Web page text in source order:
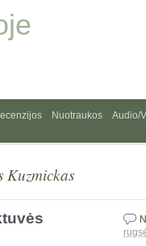
Nuotraukos
Audio/
Kuzmickas